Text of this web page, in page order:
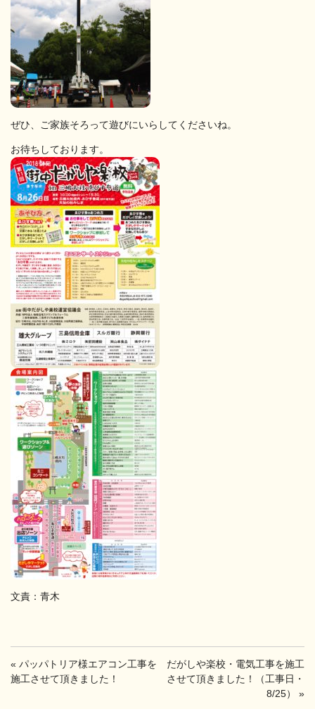
ぜひ、ご家族そろって遊びにいらしてくださいね。
お待ちしております。
文責：青木
« パッパトリア様エアコン工事を
施工させて頂きました！
だがしや楽校・電気工事を施工
させて頂きました！（工事日・
8/25）
»